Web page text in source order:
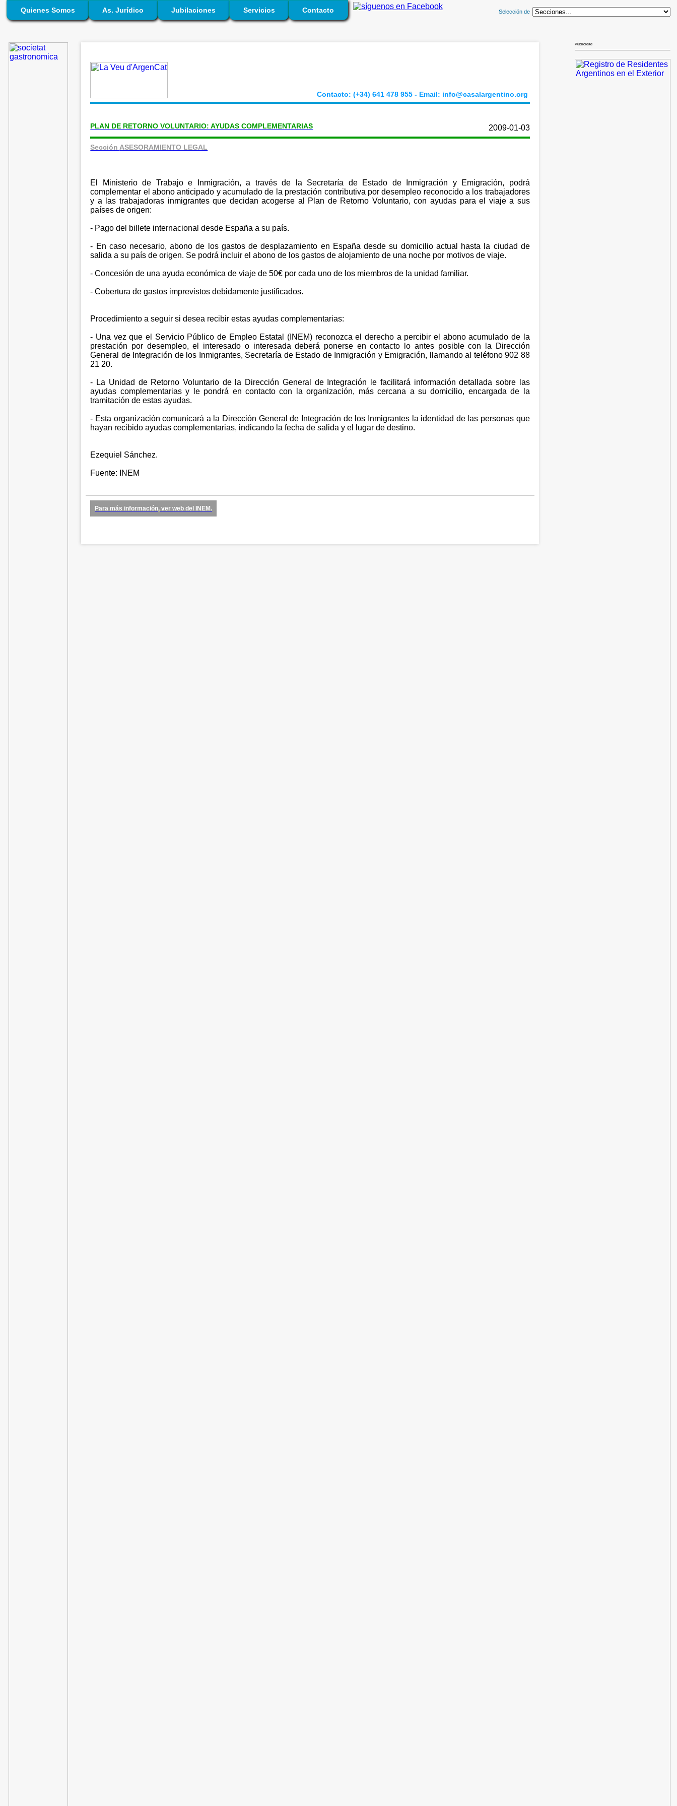
Quienes Somos As. Jurídico Jubilaciones Servicios Contacto Selección de
Contacto: (+34) 641 478 955 Email: info@casalargentino.org
PLAN DE RETORNO VOLUNTARIO: AYUDAS COMPLEMENTARIAS 2009-01-03
SecciónASESORAMIENTO LEGAL
El Ministerio de Trabajo e Inmigración, a través de la Secretaría de Estado de Inmigración y Emigración, podrá
complementar el abono anticipado y acumulado de la prestación contributiva por desempleo reconocido a los trabajadores
y a las trabajadoras inmigrantes que decidan acogerse al Plan de Retorno Voluntario, con ayudas para el viaje a sus
países de origen:
- Pago del billete internacional desde España a su país.
- En caso necesario, abono de los gastos de desplazamiento en España desde su domicilio actual hasta la ciudad de
salida a su país de origen. Se podrá incluir el abono de los gastos de alojamiento de una noche por motivos de viaje.
- Concesión de una ayuda económica de viaje de 50€ por cada uno de los miembros de la unidad familiar.
- Cobertura de gastos imprevistos debidamente justificados.
Procedimiento a seguir si desea recibir estas ayudas complementarias:
- Una vez que el Servicio Público de Empleo Estatal (INEM) reconozca el derecho a percibir el abono acumulado de la
prestación por desempleo, el interesado o interesada deberá ponerse en contacto lo antes posible con la Dirección
General de Integración de los Inmigrantes, Secretaría de Estado de Inmigración y Emigración, llamando al teléfono 902 88
21 20.
- La Unidad de Retorno Voluntario de la Dirección General de Integración le facilitará información detallada sobre las
ayudas complementarias y le pondrá en contacto con la organización, más cercana a su domicilio, encargada de la
tramitación de estas ayudas.
- Esta organización comunicará a la Dirección General de Integración de los Inmigrantes la identidad de las personas que
hayan recibido ayudas complementarias, indicando la fecha de salida y el lugar de destino.
Ezequiel Sánchez.
Fuente: INEM
Para más información, ver web del INEM.
Publicidad